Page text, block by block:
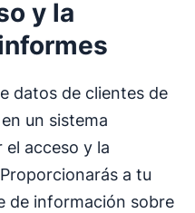
y la
datos de clientes de
un sistema
acceso y la
a tu
de información sobre